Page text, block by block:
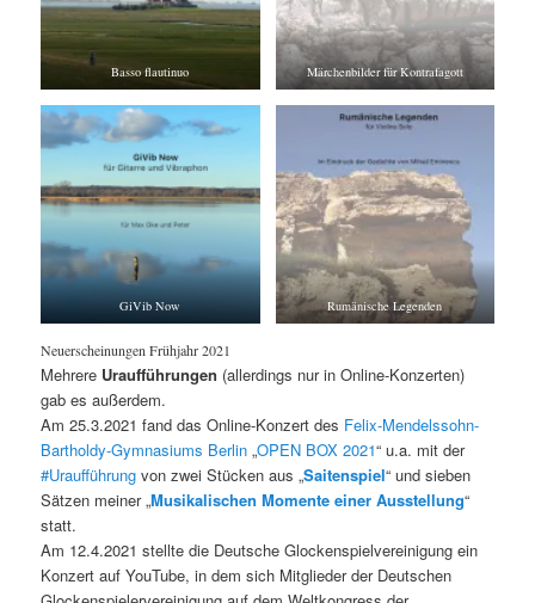
Basso flautinuo Märchenbilder für Kontrafagott
GiVib Now Rumänische Legenden
Neuerscheinungen Frühjahr 2021
Mehrere Uraufführungen (allerdings nur in Online-Konzerten)
gab es außerdem.
Am 25.3.2021 fand das Online-Konzert des Felix-Mendelssohn-
Bartholdy-Gymnasiums Berlin „OPEN BOX 2021“ u.a. mit der
#Uraufführung von zwei Stücken aus „Saitenspiel“ und sieben
Sätzen meiner „Musikalischen Momente einer Ausstellung“
statt.
Am 12.4.2021 stellte die Deutsche Glockenspielvereinigung ein
Konzert auf YouTube, in dem sich Mitglieder der Deutschen